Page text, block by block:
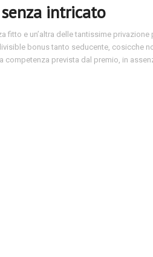
intricato
fitto e un’altra delle tantissime
bonus tanto seducente, cosicche
competenza prevista dal premio, in